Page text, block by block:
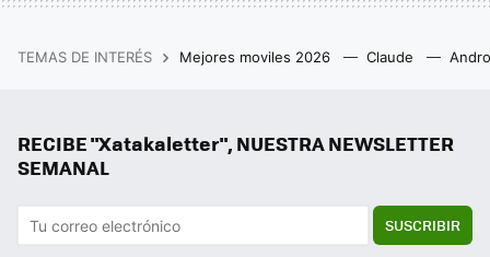
TEMAS DE INTERÉS Mejores moviles 2026 Claude
RECIBE "Xatakaletter", NUESTRA NEWSLETTER
SEMANAL
SUSCRIBIR